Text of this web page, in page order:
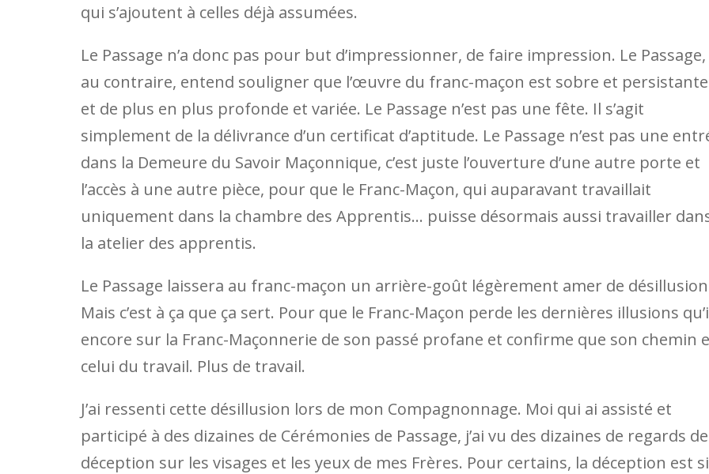
qui s’ajoutent à celles déjà assumées.
Le Passage n’a donc pas pour but d’impressionner, de faire impression. Le Passage,
au contraire, entend souligner que l’œuvre du franc-maçon est sobre et persistante
et de plus en plus profonde et variée. Le Passage n’est pas une fête. Il s’agit
simplement de la délivrance d’un certificat d’aptitude. Le Passage n’est pas une
dans la Demeure du Savoir Maçonnique, c’est juste l’ouverture d’une autre porte et
l’accès à une autre pièce, pour que le Franc-Maçon, qui auparavant travaillait
uniquement dans la chambre des Apprentis… puisse désormais aussi travailler
la atelier des apprentis.
Le Passage laissera au franc-maçon un arrière-goût légèrement amer de
Mais c’est à ça que ça sert. Pour que le Franc-Maçon perde les dernières illusions
encore sur la Franc-Maçonnerie de son passé profane et confirme que son chemin
celui du travail. Plus de travail.
J’ai ressenti cette désillusion lors de mon Compagnonnage. Moi qui ai assisté et
participé à des dizaines de Cérémonies de Passage, j’ai vu des dizaines de regards de
déception sur les visages et les yeux de mes Frères. Pour certains, la déception est si